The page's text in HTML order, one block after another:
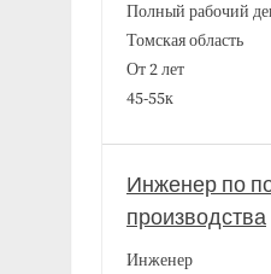
Полный рабочий
Томская область
От 2 лет
45-55к
Инженер по
производства
Инженер